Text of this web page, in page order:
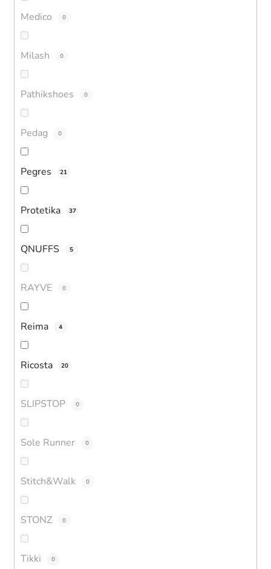
Medico 0
Milash 0
Pathikshoes 0
Pedag 0
Pegres 21
Protetika 37
QNUFFS 5
RAYVE 0
Reima 4
Ricosta 20
SLIPSTOP 0
Sole Runner 0
Stitch&Walk 0
STONZ 0
Tikki 0